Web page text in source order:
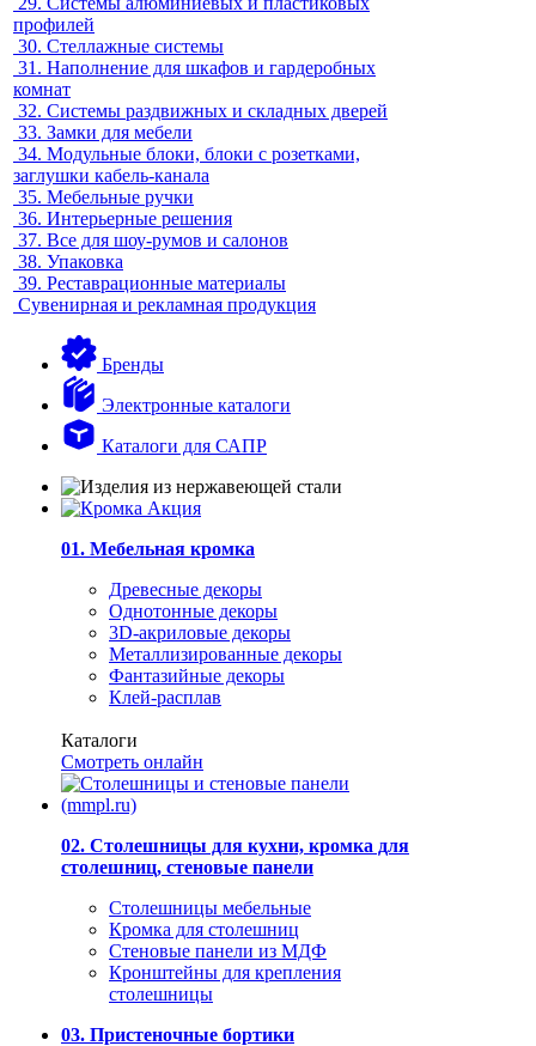
профилей
30. Стеллажные системы
31. Наполнение для шкафов и гардеробных
комнат
32. Системы раздвижных и складных дверей
33. Замки для мебели
34. Модульные блоки, блоки с розетками,
заглушки кабель-канала
35. Мебельные ручки
36. Интерьерные решения
37. Все для шоу-румов и салонов
38. Упаковка
39. Реставрационные материалы
Сувенирная и рекламная продукция
Бренды
Электронные каталоги
Каталоги для САПР
01. Мебельная кромка
Древесные декоры
Однотонные декоры
3D-акриловые декоры
Металлизированные декоры
Фантазийные декоры
Клей-расплав
Каталоги
Смотреть онлайн
02. Столешницы для кухни, кромка для
столешниц, стеновые панели
Столешницы мебельные
Кромка для столешниц
Стеновые панели из МДФ
Кронштейны для крепления
столешницы
03. Пристеночные бортики